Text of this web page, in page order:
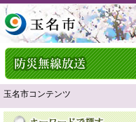
玉名市コンテンツ